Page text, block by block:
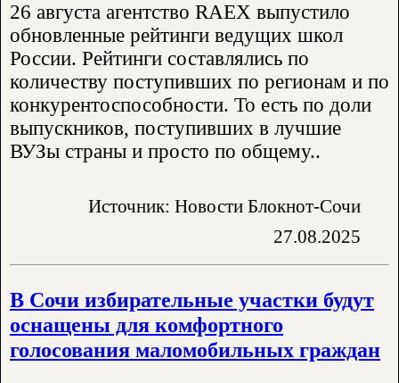
26 августа агентство RAEX выпустило
обновленные рейтинги ведущих школ
России. Рейтинги составлялись по
количеству поступивших по регионам и по
конкурентоспособности. То есть по доли
выпускников, поступивших в лучшие
ВУЗы страны и просто по общему..
Источник: Новости Блокнот-Сочи
27.08.2025
В Сочи избирательные участки будут
оснащены для комфортного
голосования маломобильных граждан